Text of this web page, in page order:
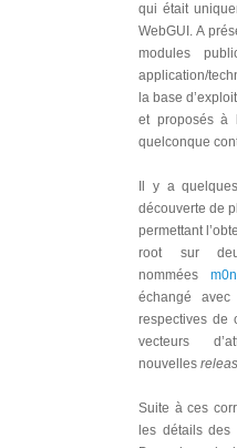
qui était
WebGUI. A
modules
application/
la base
et proposés à
quelconque
Il y a
découverte de
permettant
root sur
nommées
échangé
respectives de
vecteurs
nouvelles
Suite à ces
les détails